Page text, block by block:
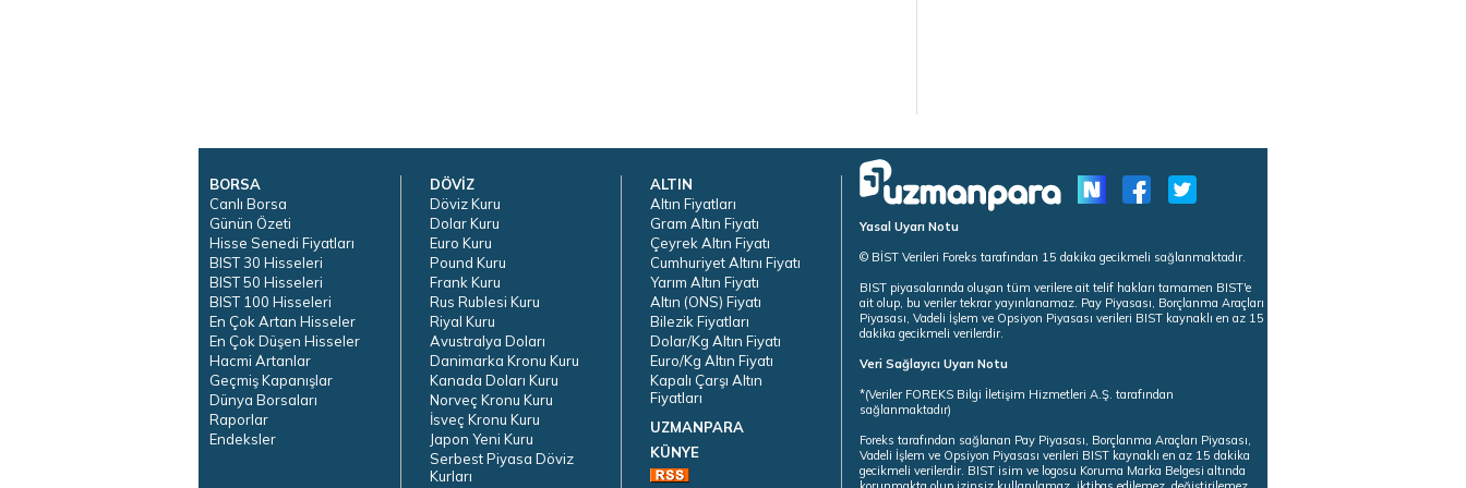
BORSA
Canlı Borsa
Günün Özeti
Hisse Senedi Fiyatları
BIST 30 Hisseleri
BIST 50 Hisseleri
BIST 100 Hisseleri
En Çok Artan Hisseler
En Çok Düşen Hisseler
Hacmi Artanlar
Geçmiş Kapanışlar
Dünya Borsaları
Raporlar
Endeksler
DÖVİZ
Döviz Kuru
Dolar Kuru
Euro Kuru
Pound Kuru
Frank Kuru
Rus Rublesi Kuru
Riyal Kuru
Avustralya Doları
Danimarka Kronu Kuru
Kanada Doları Kuru
Norveç Kronu Kuru
İsveç Kronu Kuru
Japon Yeni Kuru
Serbest Piyasa Döviz
Kurları
ALTIN
Altın Fiyatları
Gram Altın Fiyatı
Çeyrek Altın Fiyatı
Cumhuriyet Altını Fiyatı
Yarım Altın Fiyatı
Altın (ONS) Fiyatı
Bilezik Fiyatları
Dolar/Kg Altın Fiyatı
Euro/Kg Altın Fiyatı
Kapalı Çarşı Altın
Fiyatları
UZMANPARA
KÜNYE
Yasal Uyarı Notu
© BİST Verileri Foreks tarafından 15 dakika gecikmeli sağlanmaktadır.
BIST piyasalarında oluşan tüm verilere ait telif hakları tamamen BIST'e
ait olup, bu veriler tekrar yayınlanamaz. Pay Piyasası, Borçlanma Araçları
Piyasası, Vadeli İşlem ve Opsiyon Piyasası verileri BIST kaynaklı en az 15
dakika gecikmeli verilerdir.
Veri Sağlayıcı Uyarı Notu
*(Veriler FOREKS Bilgi İletişim Hizmetleri A.Ş. tarafından
sağlanmaktadır)
Foreks tarafından sağlanan Pay Piyasası, Borçlanma Araçları Piyasası,
Vadeli İşlem ve Opsiyon Piyasası verileri BIST kaynaklı en az 15 dakika
gecikmeli verilerdir. BIST isim ve logosu Koruma Marka Belgesi altında